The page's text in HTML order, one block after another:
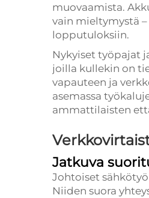
muovaamista.
vain mieltymystä
lopputuloksiin.
Nykyiset työpajat
joilla kullekin on
vapauteen ja
asemassa
ammattilaisten
Jatkuva
Johtoiset
Niiden suora